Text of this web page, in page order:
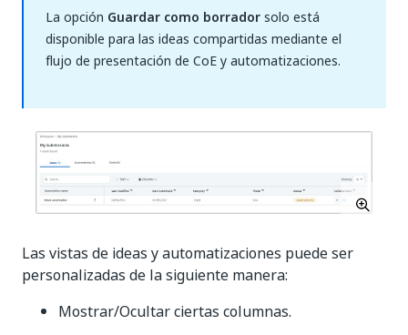
La opción Guardar como borradorsolo está
disponible para las ideas compartidas mediante el
flujo de presentación de CoE y automatizaciones.
Las vistas de ideas y automatizaciones puede ser
personalizadas de la siguiente manera:
Mostrar/Ocultar ciertas columnas.